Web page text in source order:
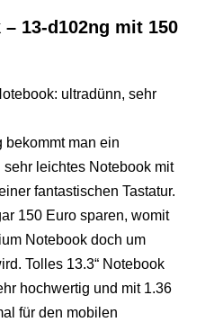
– 13-d102ng mit 150
bekommt man ein
leichtes Notebook mit
fantastischen Tastatur.
150 Euro sparen, womit
Notebook doch um
Tolles 13.3“ Notebook
hochwertig und mit 1.36
für den mobilen